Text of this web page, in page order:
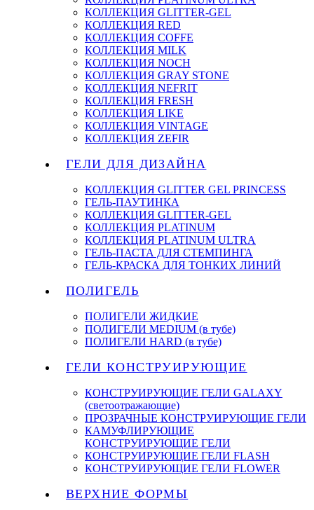
КОЛЛЕКЦИЯ GLITTER-GEL
КОЛЛЕКЦИЯ RED
КОЛЛЕКЦИЯ COFFE
КОЛЛЕКЦИЯ MILK
КОЛЛЕКЦИЯ NOCH
КОЛЛЕКЦИЯ GRAY STONE
КОЛЛЕКЦИЯ NEFRIT
КОЛЛЕКЦИЯ FRESH
КОЛЛЕКЦИЯ LIKE
КОЛЛЕКЦИЯ VINTAGE
КОЛЛЕКЦИЯ ZEFIR
ГЕЛИ ДЛЯ ДИЗАЙНА
КОЛЛЕКЦИЯ GLITTER GEL PRINCESS
ГЕЛЬ-ПАУТИНКА
КОЛЛЕКЦИЯ GLITTER-GEL
КОЛЛЕКЦИЯ PLATINUM
КОЛЛЕКЦИЯ PLATINUM ULTRA
ГЕЛЬ-ПАСТА ДЛЯ СТЕМПИНГА
ГЕЛЬ-КРАСКА ДЛЯ ТОНКИХ ЛИНИЙ
ПОЛИГЕЛЬ
ПОЛИГЕЛИ ЖИДКИЕ
ПОЛИГЕЛИ MEDIUM (в тубе)
ПОЛИГЕЛИ HARD (в тубе)
ГЕЛИ КОНСТРУИРУЮЩИЕ
КОНСТРУИРУЮЩИЕ ГЕЛИ GALAXY
(светоотражающие)
ПРОЗРАЧНЫЕ КОНСТРУИРУЮЩИЕ ГЕЛИ
КАМУФЛИРУЮЩИЕ
КОНСТРУИРУЮЩИЕ ГЕЛИ
КОНСТРУИРУЮЩИЕ ГЕЛИ FLASH
КОНСТРУИРУЮЩИЕ ГЕЛИ FLOWER
ВЕРХНИЕ ФОРМЫ